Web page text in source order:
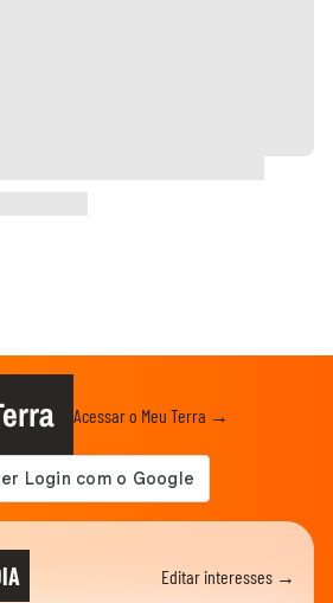
Acessar o Meu Terra →
Editar interesses →